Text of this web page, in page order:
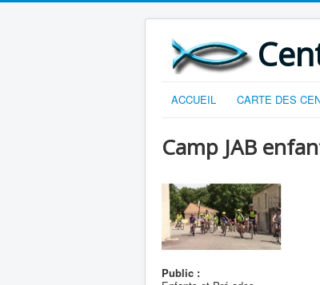
ACCUEIL CARTE DES
Camp JAB
Public :